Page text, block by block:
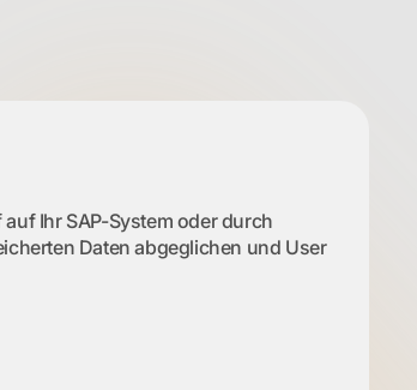
Ihr SAP-System oder durch
Daten abgeglichen und User